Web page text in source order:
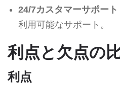
24/7カスタマーサポート
利用可能なサポート。
利点と欠点の
利点